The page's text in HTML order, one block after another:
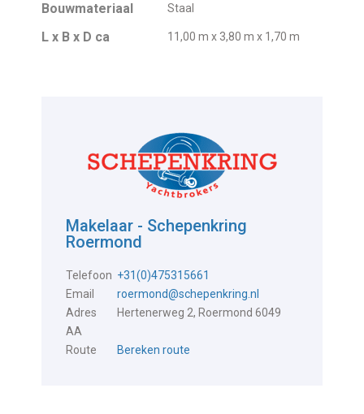
Bouwmateriaal Staal
L x B x D ca 11,00 m x 3,80 m x 1,70 m
Makelaar - Schepenkring
Roermond
Telefoon +31(0)475315661
Email
roermond@schepenkring.nl
Adres
Hertenerweg 2, Roermond 6049
AA
Route
Bereken route